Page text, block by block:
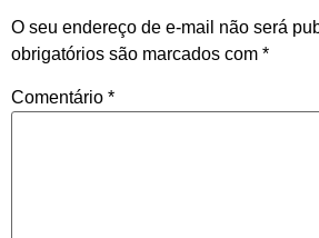
O seu endereço de e-mail não será
obrigatórios são marcados com *
Comentário *